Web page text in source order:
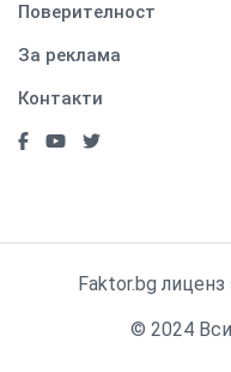
Поверителност
За реклама
Контакти
Faktor.bg
© 2024